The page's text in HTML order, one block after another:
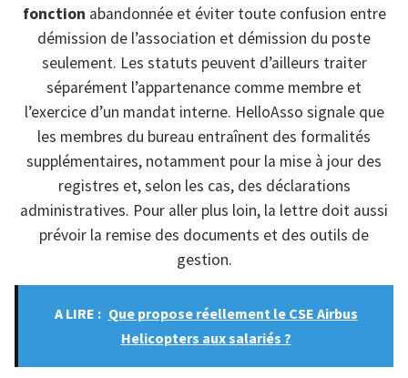
fonction abandonnée et éviter toute confusion entre
démission de l’association et démission du poste
seulement. Les statuts peuvent d’ailleurs traiter
séparément l’appartenance comme membre et
l’exercice d’un mandat interne. HelloAsso signale que
les membres du bureau entraînent des formalités
supplémentaires, notamment pour la mise à jour des
registres et, selon les cas, des déclarations
administratives. Pour aller plus loin, la lettre doit aussi
prévoir la remise des documents et des outils de
gestion.
A LIRE : Que propose réellement le CSE Airbus
Helicopters aux salariés ?